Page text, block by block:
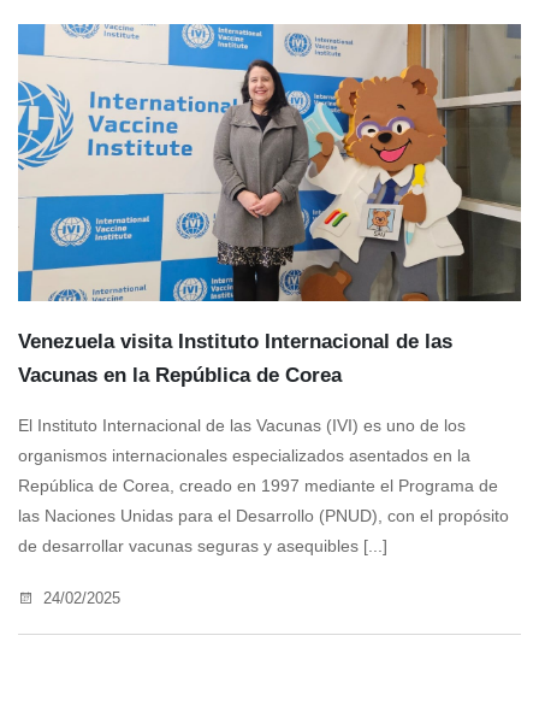
Venezuela visita Instituto Internacional de las
Vacunas en la República de Corea
El Instituto Internacional de las Vacunas (IVI) es uno de los
organismos internacionales especializados asentados en la
República de Corea, creado en 1997 mediante el Programa de
las Naciones Unidas para el Desarrollo (PNUD), con el propósito
de desarrollar vacunas seguras y asequibles [...]
24/02/2025